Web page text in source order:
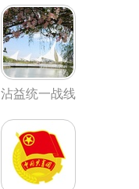
沾益统一战线